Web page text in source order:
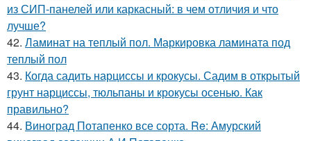
из СИП-панелей или каркасный: в чем отличия и что
лучше?
42. Ламинат на теплый пол. Маркировка ламината под
теплый пол
43. Когда садить нарциссы и крокусы. Садим в открытый
грунт нарциссы, тюльпаны и крокусы осенью. Как
правильно?
44. Виноград Потапенко все сорта. Re: Амурский